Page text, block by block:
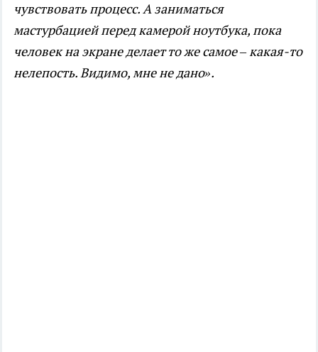
чувствовать процесс. А заниматься
мастурбацией перед камерой ноутбука, пока
человек на экране делает то же самое – какая-то
нелепость. Видимо, мне не дано».